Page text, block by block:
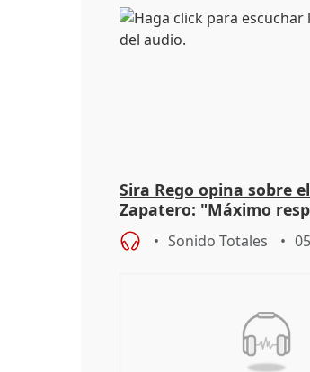
Sira Rego opina sobre
Zapatero: "Máximo
proceso judicial"
Sonido Totales